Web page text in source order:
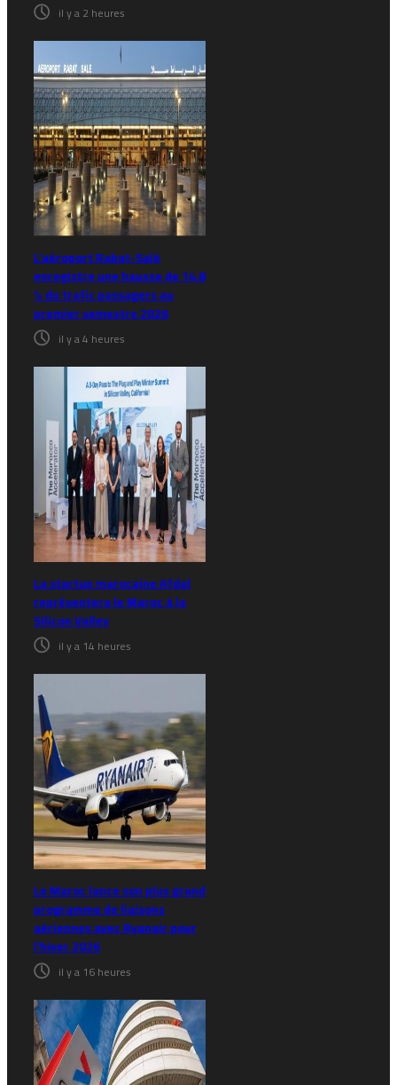
il y a 2 heures
L’aéroport Rabat-Salé
enregistre une hausse de 14,8
% du trafic passagers au
premier semestre 2026
il y a 4 heures
La startup marocaine Afdal
représentera le Maroc à la
Silicon Valley
il y a 14 heures
Le Maroc lance son plus grand
programme de liaisons
aériennes avec Ryanair pour
l’hiver 2026
il y a 16 heures